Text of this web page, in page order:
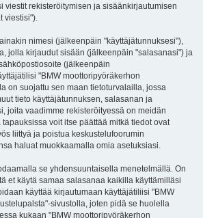
viestit rekisteröitymisen ja sisäänkirjautumisen
viestisi").
nimesi (jälkeenpäin "käyttäjätunnuksesi"),
jolla kirjaudut sisään (jälkeenpäin "salasanasi") ja
(jälkeenpäin
"BMW moottoripyöräkerhon
on suojattu sen maan tietoturvalailla, jossa
tieto käyttäjätunnuksen, salasanan ja
joita vaadimme rekisteröityessä on meidän
voit itse päättää mitkä tiedot ovat
liittyä ja poistua keskustelufoorumin
haluat muokkaamalla omia asetuksiasi.
se yhdensuuntaisella menetelmällä. On
et käytä samaa salasanaa kaikilla käyttämilläsi
käyttää kirjautumaan käyttäjätiliisi "BMW
sivustolla, joten pidä se huolella
kukaan "BMW moottoripyöräkerhon